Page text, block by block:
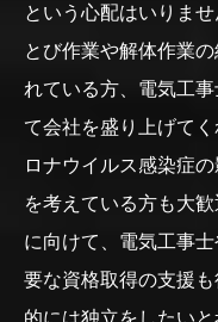
という心配はいりませ
とび作業や解体作業
れている方、電気工
て会社を盛り上げて
ロナウイルス感染症
を考えている方も大
に向けて、電気工事
要な資格取得の支援